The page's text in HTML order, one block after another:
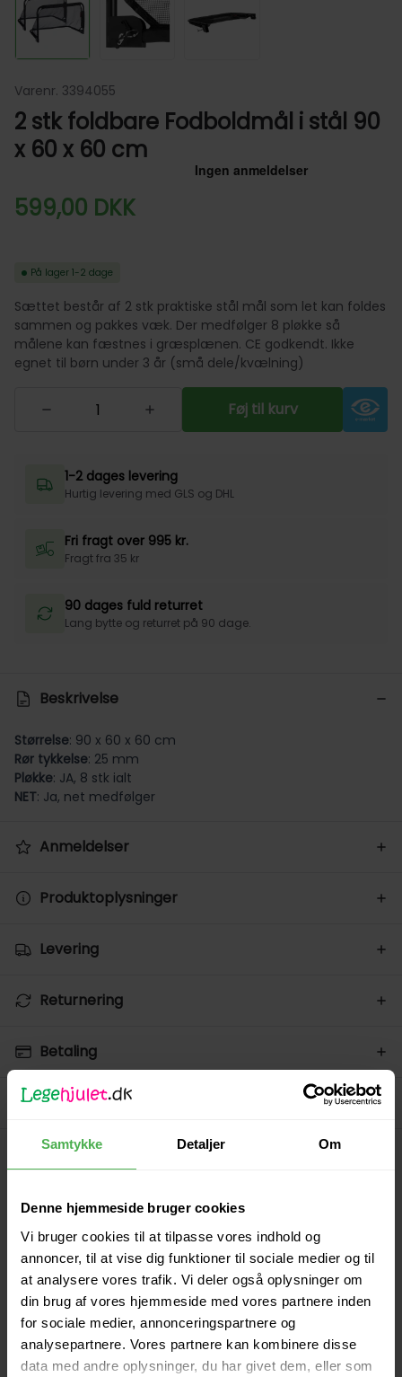
Samtykke Detaljer Om
Denne hjemmeside bruger cookies
Vi bruger cookies til at tilpasse vores indhold og
annoncer, til at vise dig funktioner til sociale medier og til
at analysere vores trafik. Vi deler også oplysninger om
din brug af vores hjemmeside med vores partnere inden
for sociale medier, annonceringspartnere og
analysepartnere. Vores partnere kan kombinere disse
data med andre oplysninger, du har givet dem, eller som
Varenr. 3394055
2 stk foldbare Fodboldmål i stål 90
x 60 x 60 cm
599,00 DKK
På lager 1-2 dage
Sættet består af 2 stk praktiske stål mål som let kan foldes
sammen og pakkes væk. Der medfølger 8 pløkke så
målene kan fæstnes i græsplænen. CE godkendt. Ikke
egnet til børn under 3 år (små dele/kvælning)
Føj til kurv
1-2 dages levering
Hurtig levering med GLS og DHL
Fri fragt over 995 kr.
Fragt fra 35 kr
90 dages fuld returret
Lang bytte og returret på 90 dage.
Beskrivelse
Størrelse: 90 x 60 x 60 cm
Rør tykkelse: 25 mm
Pløkke: JA, 8 stk ialt
NET: Ja, net medfølger
Anmeldelser
Produktoplysninger
Levering
Returnering
Betaling
Spørg på varen
Lignende produkter